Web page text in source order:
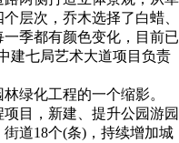
层次，乔木选择了白蜡、
季都有颜色变化，目前已
建七局艺术大道项目负责
绿化工程的一个缩影。
目，新建、提升公园游园
道18个(条)，持续增加城